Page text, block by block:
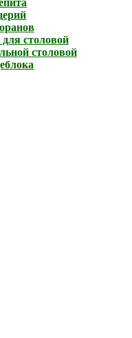
столовой
столовой